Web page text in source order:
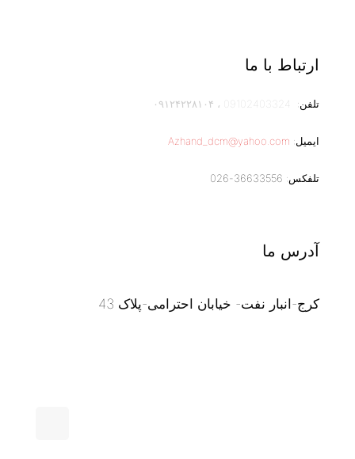
ارتباط با ما
تلفن: 09102403324 ، ۰۹۱۲۴۲۲۸۱۰۴
ایمیل: Azhand_dcm@yahoo.com
تلفکس: 36633556-026
آدرس ما
کرج-انبار نفت- خیابان احترامی-پلاک 43